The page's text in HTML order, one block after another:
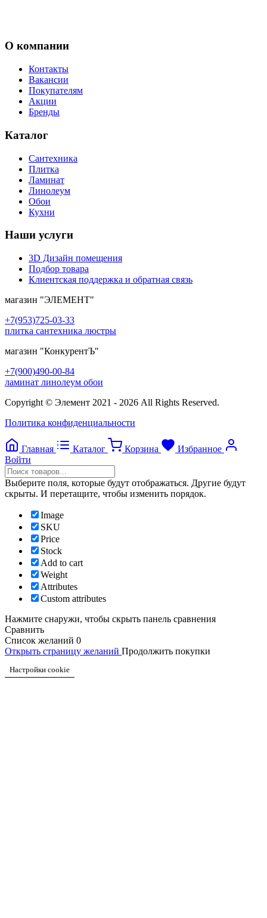
О компании
Контакты
Вакансии
Покупателям
Акции
Бренды
Каталог
Сантехника
Плитка
Ламинат
Линолеум
Обои
Кухни
Наши услуги
3D Дизайн помещения
Подбор товара
Клиентская поддержка и обратная связь
магазин "ЭЛЕМЕНТ"
+7(953)725-03-33
плитка сантехника люстры
магазин "КонкурентЪ"
+7(900)490-00-84
ламинат линолеум обои
Copyright © Элемент 2021 - 2026 All Rights Reserved.
Политика конфиденциальности
Главная Каталог Корзина
Избранное
Войти
Выберите поля, которые будут отображаться. Другие будут
скрыты. И перетащите, чтобы изменить порядок.
Image
SKU
Price
Stock
Add to cart
Weight
Attributes
Custom attributes
Нажмите снаружи, чтобы скрыть панель сравнения
Сравнить
Список желаний 0
Открыть страницу желаний Продолжить покупки
Настройки cookie